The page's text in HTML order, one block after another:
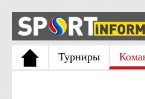
Турниры